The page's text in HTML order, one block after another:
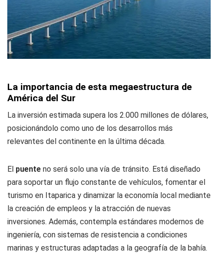
La importancia de esta megaestructura de
América del Sur
La inversión estimada supera los 2.000 millones de dólares,
posicionándolo como uno de los desarrollos más
relevantes del continente en la última década.
El puente no será solo una vía de tránsito. Está diseñado
para soportar un flujo constante de vehículos, fomentar el
turismo en Itaparica y dinamizar la economía local mediante
la creación de empleos y la atracción de nuevas
inversiones. Además, contempla estándares modernos de
ingeniería, con sistemas de resistencia a condiciones
marinas y estructuras adaptadas a la geografía de la bahía.